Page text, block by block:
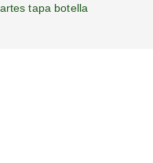
tapa botella